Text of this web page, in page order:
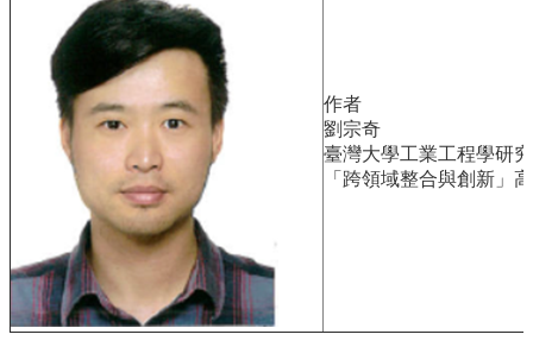
作者
劉宗奇
臺灣大學工業工程學研
「跨領域整合與創新」